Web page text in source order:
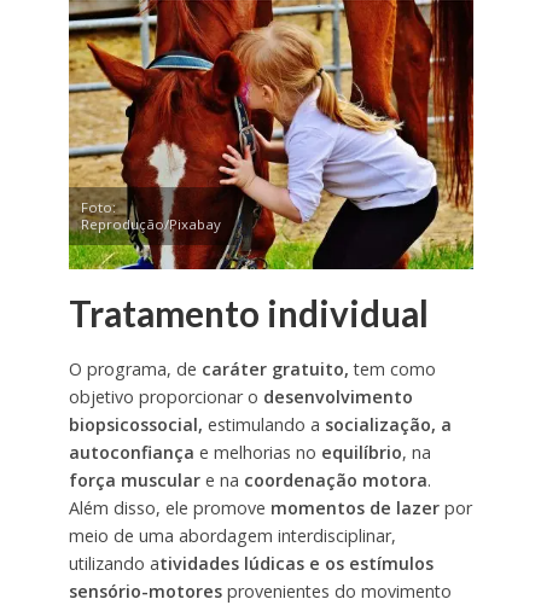
Foto:
Reprodução/Pixabay
Tratamento individual
O programa, de caráter gratuito, tem como
objetivo proporcionar o desenvolvimento
biopsicossocial, estimulando a socialização, a
autoconfiança e melhorias no equilíbrio, na
força musculare na coordenação motora.
Além disso, ele promove momentos de lazerpor
meio de uma abordagem interdisciplinar,
utilizando atividades lúdicas e os estímulos
sensório-motoresprovenientes do movimento